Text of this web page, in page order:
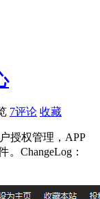
7评论 收藏
授权管理，APP
。ChangeLog：